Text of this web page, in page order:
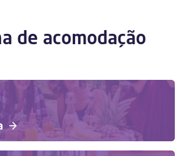
de acomodação